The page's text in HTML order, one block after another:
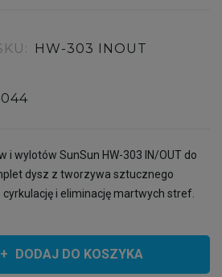
HW-303 INOUT
i wylotów SunSun HW-303 IN/OUT do
dysz z tworzywa sztucznego
i eliminację martwych stref.
DODAJ DO KOSZYKA